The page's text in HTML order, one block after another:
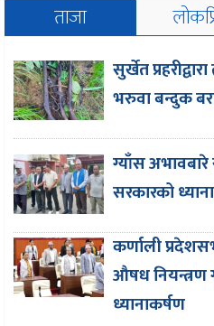
ताजा
सुर्खेत
भरुवा बन्दुक
ग्याँस
सरकारको
कर्णाली
औषध नियन्त्रण
ध्यानाकर्षण